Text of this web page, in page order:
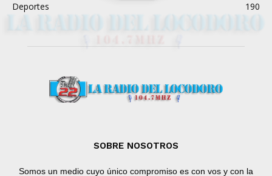
Deportes
190
SOBRE NOSOTROS
Somos un medio cuyo único compromiso es con vos y con la